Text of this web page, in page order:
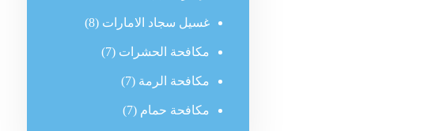
غسيل سجاد الامارات (8)
مكافحة الحشرات (7)
مكافحة الرمة (7)
مكافحة حمام (7)